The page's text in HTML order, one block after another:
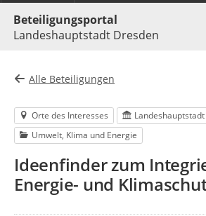
Beteiligungsportal
Landeshauptstadt Dresden
Alle Beteiligungen
Orte des Interesses
Umwelt, Klima und Energie
Ideenfinder zum
Energie- und